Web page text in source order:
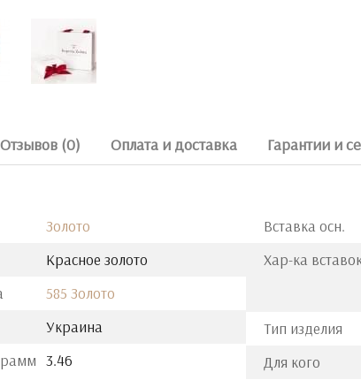
Отзывов (0) Оплата и доставка Гарантии и
Золото
Красное золото
585 Золото
Украина
3.46
Вставка осн.
Хар-ка вставок
Тип изделия
Для кого